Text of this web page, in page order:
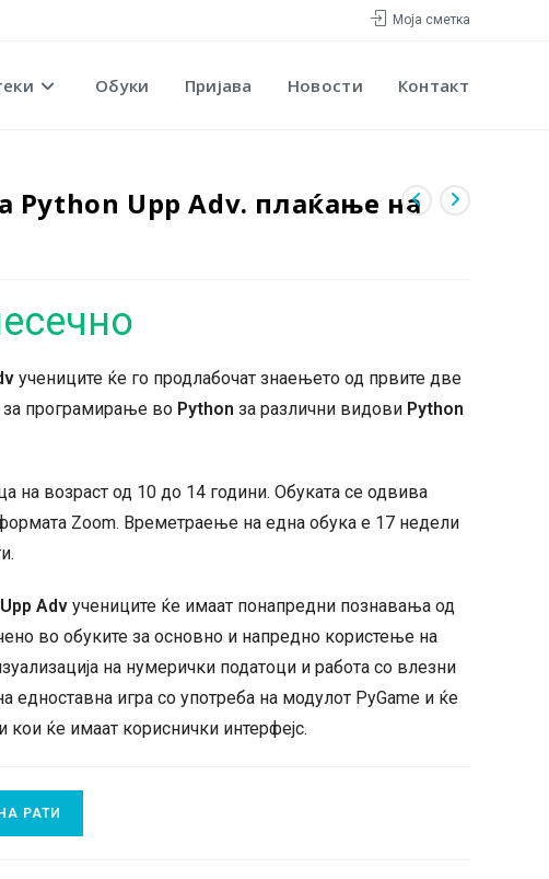
Моја сметка
Обуки Пријава Новости Контакт
Python Upp Adv. плаќање на
учениците ќе го продлабочат знаењето од првите две
за програмирање во Python за различни видови Python
на возраст од 10 до 14 години. Обуката се одвива
Zoom. Времетраење на една обука е 17 недели
Adv учениците ќе имаат понапредни познавања од
во обуките за основно и напредно користење на
на нумерички податоци и работа со влезни
едноставна игра со употреба на модулот PyGame и ќе
ќе имаат кориснички интерфејс.
РАТИ